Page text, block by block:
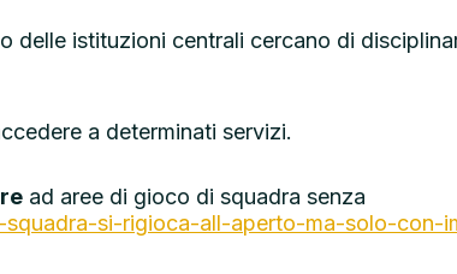
delle istituzioni centrali cercano di
a determinati servizi.
ad aree di gioco di squadra senza
si-rigioca-all-aperto-ma-solo-con-